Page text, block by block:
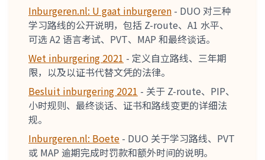
Inburgeren.nl: U gaat inburgeren - DUO 对三种
学习路线的公开说明，包括 Z-route、A1 水平、
可选 A2 语言考试、PVT、MAP 和最终谈话。
Wet inburgering 2021 - 定义自立路线、三年期
限，以及以证书代替文凭的法律。
Besluit inburgering 2021 - 关于 Z-route、PIP、
小时规则、最终谈话、证书和路线变更的详细法
规。
Inburgeren.nl: Boete - DUO 关于学习路线、PVT
或 MAP 逾期完成时罚款和额外时间的说明。